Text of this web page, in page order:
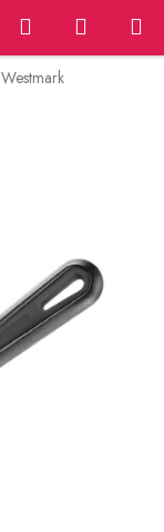
Hledat
KOŠÍK